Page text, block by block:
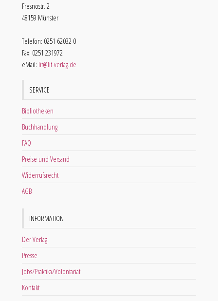
Fresnostr. 2
48159 Münster
Telefon: 0251 62032 0
Fax: 0251 231972
eMail: lit@lit-verlag.de
SERVICE
Bibliotheken
Buchhandlung
FAQ
Preise und Versand
Widerrufsrecht
AGB
INFORMATION
Der Verlag
Presse
Jobs/Praktika/Volontariat
Kontakt